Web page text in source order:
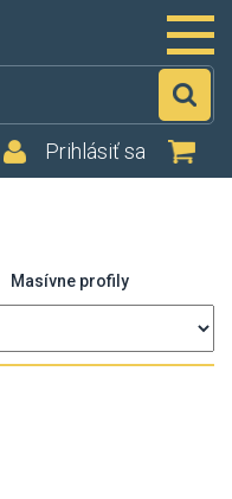
Prihlásiť sa
Masívne profily